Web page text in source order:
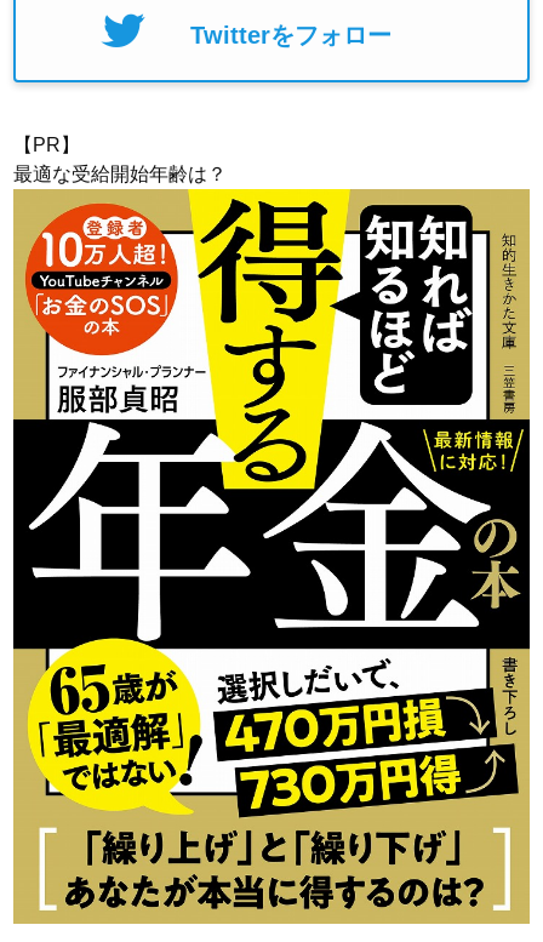
Twitterをフォロー
【PR】
最適な受給開始年齢は？